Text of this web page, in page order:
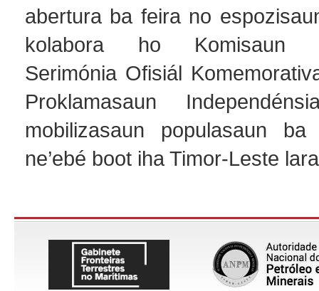
abertura ba feira no
kolabora ho Komisaun
Serimónia Ofisiál
Proklamasaun
mobilizasaun populasaun ba
ne’ebé boot iha Timor-Leste